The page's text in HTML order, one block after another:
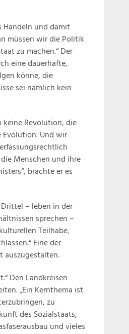
Handeln und damit
müssen wir die Politik
zu machen.“ Der
eine dauerhafte,
könne, die
sei nämlich kein
keine Revolution, die
Evolution. Und wir
Menschen und ihre
brachte er es
– leben in der
sprechen –
Teilhabe,
Eine der
auszugestalten.
Den Landkreisen
„Ein Kernthema ist
zu
des Sozialstaats,
und vieles